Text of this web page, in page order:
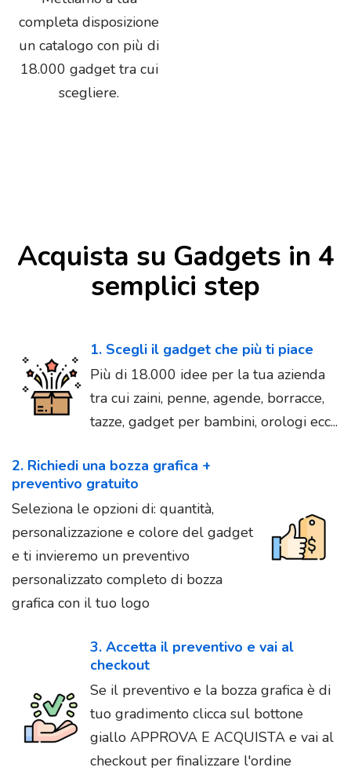
completa disposizione
un catalogo con più di
18.000 gadget tra cui
scegliere.
Acquista su Gadgets in 4
semplici step
1. Scegli il gadget che più ti piace
Più di 18.000 idee per la tua azienda
tra cui zaini, penne, agende, borracce,
tazze, gadget per bambini, orologi ecc...
2. Richiedi una bozza grafica +
preventivo gratuito
Seleziona le opzioni di: quantità,
personalizzazione e colore del gadget
e ti invieremo un preventivo
personalizzato completo di bozza
grafica con il tuo logo
3. Accetta il preventivo e vai al
checkout
Se il preventivo e la bozza grafica è di
tuo gradimento clicca sul bottone
giallo APPROVA E ACQUISTA e vai al
checkout per finalizzare l'ordine